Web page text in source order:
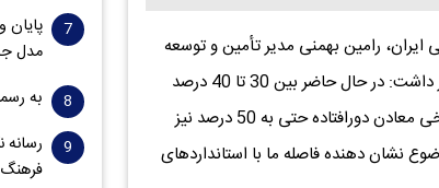
رامین بهمنی مدیر تأمین و توسعه
زیرساخت معادن و صنایع معدنی ایمیدرو با اشاره به آمارهای کلیدی در این حوزه اظهار داشت: در حال حاضر بین 30 تا 40 درصد
بهای تمام ‌شده محصولات معدنی به هزینه‌های لجستیک اختصاص دارد؛ این رقم در برخی معادن دورافتاده حتی به 50 درصد نیز
دهنده فاصله ما با استانداردهای
پایان
مدل
به